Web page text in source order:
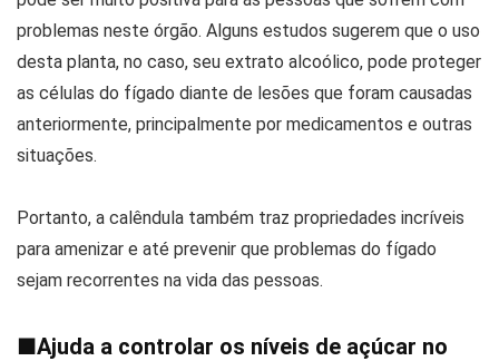
problemas neste órgão. Alguns estudos sugerem que o uso
desta planta, no caso, seu extrato alcoólico, pode proteger
as células do fígado diante de lesões que foram causadas
anteriormente, principalmente por medicamentos e outras
situações.
Portanto, a calêndula também traz propriedades incríveis
para amenizar e até prevenir que problemas do fígado
sejam recorrentes na vida das pessoas.
■Ajuda a controlar os níveis de açúcar no